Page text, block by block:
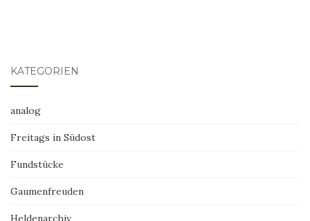
KATEGORIEN
analog
Freitags in Südost
Fundstücke
Gaumenfreuden
Heldenarchiv